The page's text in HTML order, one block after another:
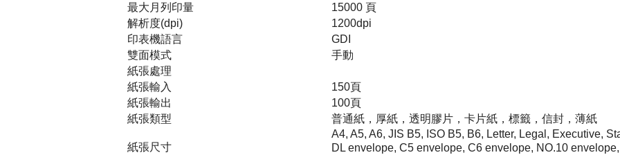
最大月列印量
15000 頁
解析度(dpi)
1200dpi
印表機語言
GDI
雙面模式
手動
紙張處理
紙張輸入
150頁
紙張輸出
100頁
紙張類型
普通紙，厚紙，透明膠片，卡片紙，標籤，信封，薄紙
紙張尺寸
A4, A5, A6, JIS B5, ISO B5, B6, Letter, Legal, Executive,
DL envelope, C5 envelope, C6 envelope, NO.10